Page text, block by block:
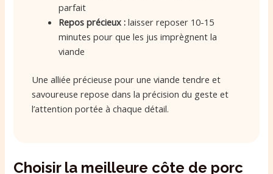
parfait
Repos précieux : laisser reposer 10-15
minutes pour que les jus imprègnent la
viande
Une alliée précieuse pour une viande tendre et
savoureuse repose dans la précision du geste et
l’attention portée à chaque détail.
Choisir la meilleure côte de porc